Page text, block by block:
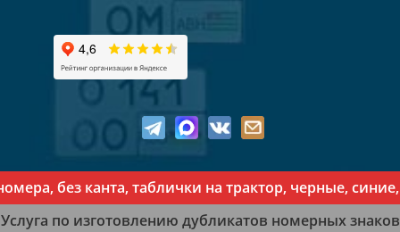
без канта, таблички на трактор, черные, синие,
Услуга по изготовлению дубликатов номерных знаков